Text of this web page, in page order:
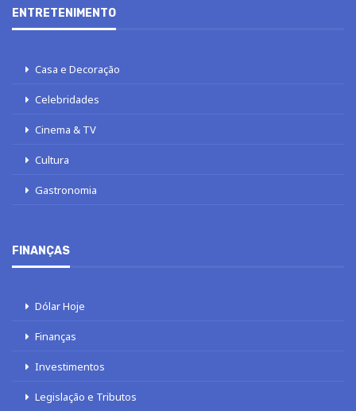
ENTRETENIMENTO
Casa e Decoração
Celebridades
Cinema & TV
Cultura
Gastronomia
FINANÇAS
Dólar Hoje
Finanças
Investimentos
Legislação e Tributos